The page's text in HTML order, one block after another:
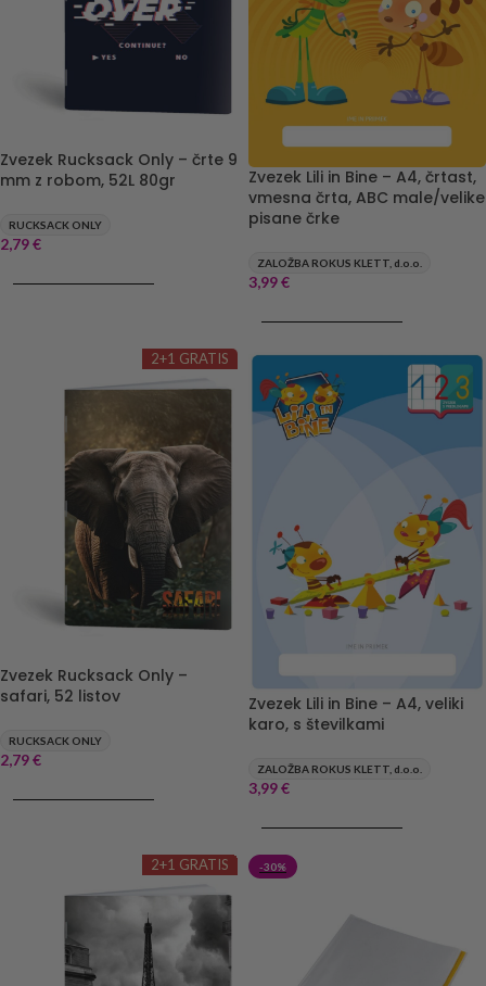
Zvezek Rucksack Only – črte 9
mm z robom, 52L 80gr
RUCKSACK ONLY
2,79€
Zvezek Lili in Bine – A4, črtast,
vmesna črta, ABC male/velike
pisane črke
ZALOŽBA ROKUS KLETT, d.o.o.
3,99€
2+1 GRATIS
Zvezek Rucksack Only –
safari, 52 listov
RUCKSACK ONLY
2,79€
Zvezek Lili in Bine – A4, veliki
karo, s številkami
ZALOŽBA ROKUS KLETT, d.o.o.
3,99€
2+1 GRATIS -30%